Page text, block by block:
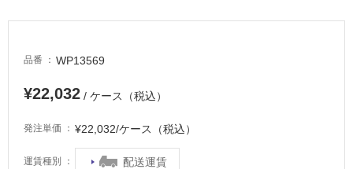
品番 WP13569
¥22,032 / ケース（税込）
発注単価 ¥22,032/ケース（税込）
運賃種別 配送運賃
イ